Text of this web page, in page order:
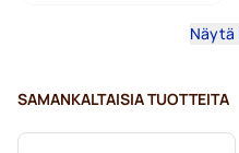
Kofeiinittomat kahvipavut
Garibaldi-kahvipavut
Näytä
SAMANKALTAISIA TUOTTEITA